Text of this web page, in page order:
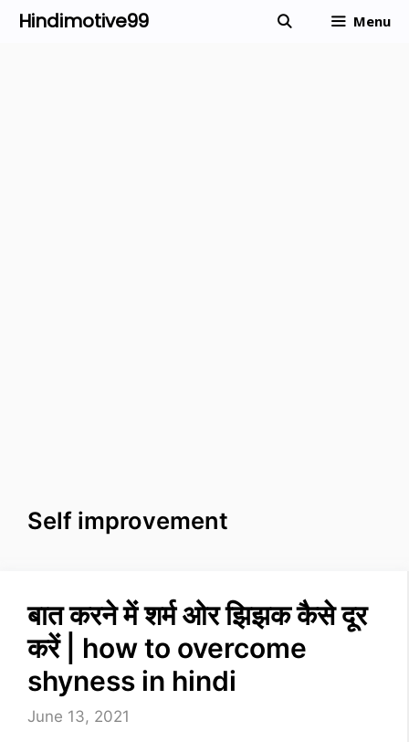
SkipHindimotive99 Menu
Self improvement
बात करने में शर्म ओर झिझक कैसे दूर
करें | how to overcome
shyness in hindi
June 13, 2021